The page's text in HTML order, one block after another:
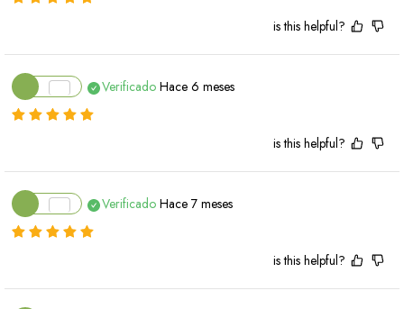
is this helpful?
Verificado Hace 6 meses
is this helpful?
Verificado Hace 7 meses
is this helpful?